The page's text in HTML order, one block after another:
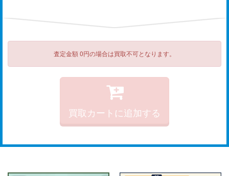
査定金額 0円の場合は買取不可となります。
買取カートに追加する